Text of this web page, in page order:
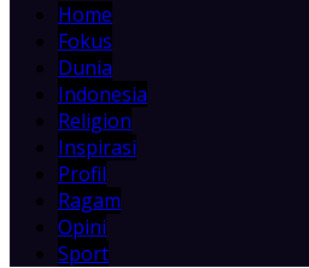
Home
Fokus
Dunia
Indonesia
Religion
Inspirasi
Profil
Ragam
Opini
Sport